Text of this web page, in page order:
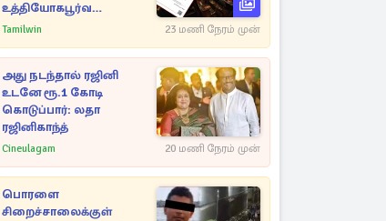
உத்தியோகபூர்வ
அறிவிப்பு!
Tamilwin 23 மணி நேரம் முன்
அது நடந்தால் ரஜினி
உடனே ரூ.1 கோடி
கொடுப்பார்: லதா
ரஜினிகாந்த்
Cineulagam 20 மணி நேரம் முன்
பொரளை
சிறைச்சாலைக்குள்